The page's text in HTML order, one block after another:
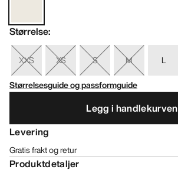
Størrelse:
XXS XS S M L
Størrelsesguide og passformguide
Legg i handlekurven
Levering
Gratis frakt og retur
Produktdetaljer